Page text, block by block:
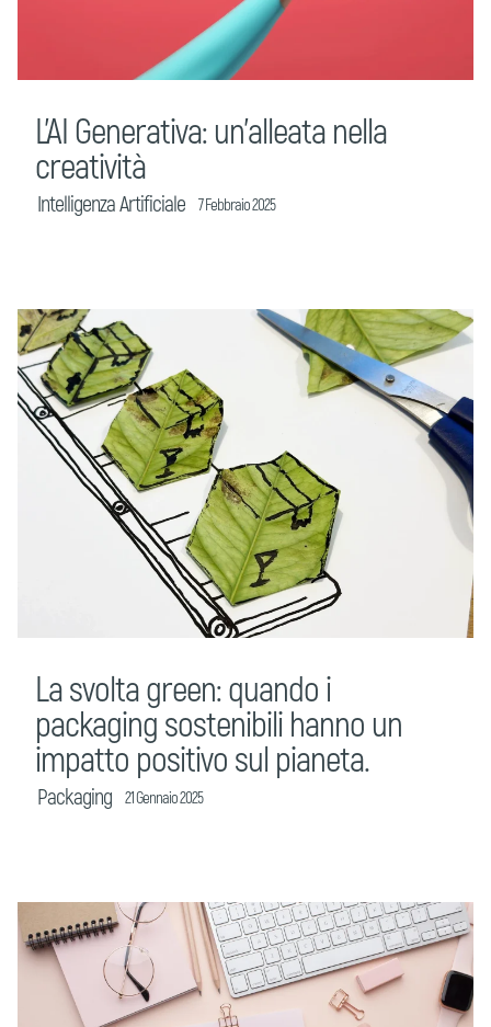
L’AI Generativa: un’alleata nella
creatività
Intelligenza Artificiale 7 Febbraio 2025
La svolta green: quando i
packaging sostenibili hanno un
impatto positivo sul pianeta.
Packaging 21 Gennaio 2025